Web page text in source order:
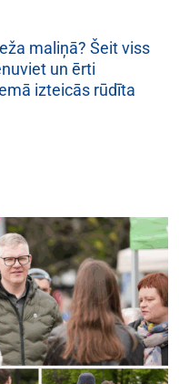
maliņā? Šeit viss
un ērti
izteicās rūdīta